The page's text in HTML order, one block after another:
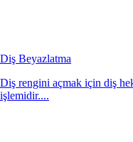
Diş Beyazlatma
Diş rengini açmak için diş
işlemidir....